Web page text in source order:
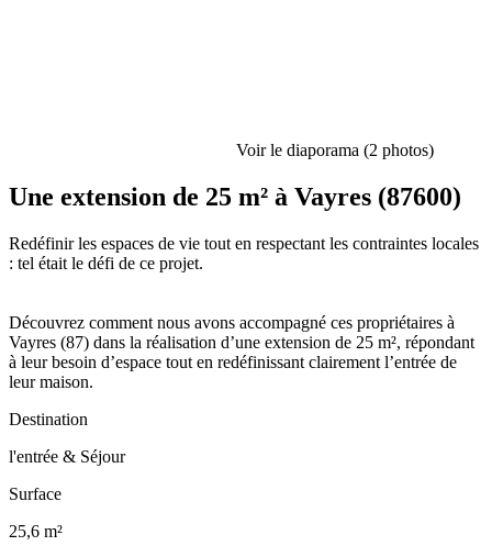
Voir le diaporama (2 photos)
Une extension de 25 m² à Vayres (87600)
Redéfinir les espaces de vie tout en respectant les contraintes locales
: tel était le défi de ce projet.
Découvrez comment nous avons accompagné ces propriétaires à
Vayres (87) dans la réalisation d’une extension de 25 m², répondant
à leur besoin d’espace tout en redéfinissant clairement l’entrée de
leur maison.
Destination
l'entrée & Séjour
Surface
25,6 m²